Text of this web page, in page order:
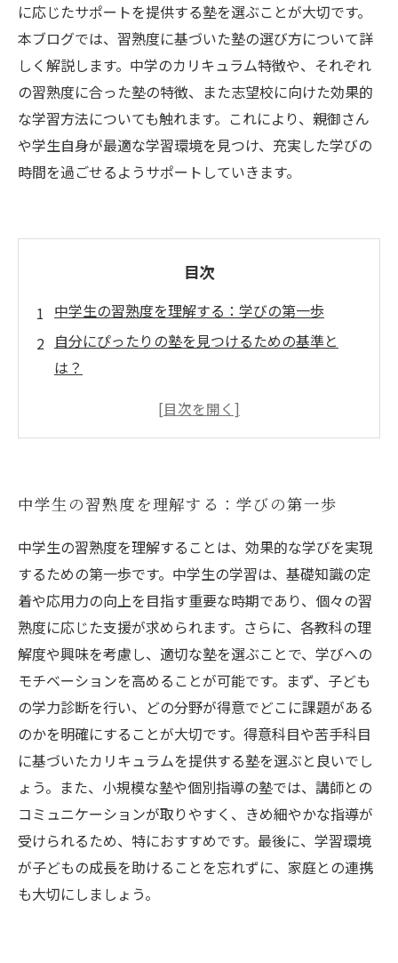
に応じたサポートを提供する塾を選ぶことが大切です。
本ブログでは、習熟度に基づいた塾の選び方について詳
しく解説します。中学のカリキュラム特徴や、それぞれ
の習熟度に合った塾の特徴、また志望校に向けた効果的
な学習方法についても触れます。これにより、親御さん
や学生自身が最適な学習環境を見つけ、充実した学びの
時間を過ごせるようサポートしていきます。
目次
中学生の習熟度を理解する：学びの第一歩
自分にぴったりの塾を見つけるための基準と
は？
習熟度別の塾選び：特徴とメリットを徹底解説
最適な学習環境を見つけるために、親子で考え
よう
中学生の習熟度を理解する：学びの第一歩
中学生の習熟度を理解することは、効果的な学びを実現
するための第一歩です。中学生の学習は、基礎知識の定
着や応用力の向上を目指す重要な時期であり、個々の習
熟度に応じた支援が求められます。さらに、各教科の理
解度や興味を考慮し、適切な塾を選ぶことで、学びへの
モチベーションを高めることが可能です。まず、子ども
の学力診断を行い、どの分野が得意でどこに課題がある
のかを明確にすることが大切です。得意科目や苦手科目
に基づいたカリキュラムを提供する塾を選ぶと良いでし
ょう。また、小規模な塾や個別指導の塾では、講師との
コミュニケーションが取りやすく、きめ細やかな指導が
受けられるため、特におすすめです。最後に、学習環境
が子どもの成長を助けることを忘れずに、家庭との連携
も大切にしましょう。